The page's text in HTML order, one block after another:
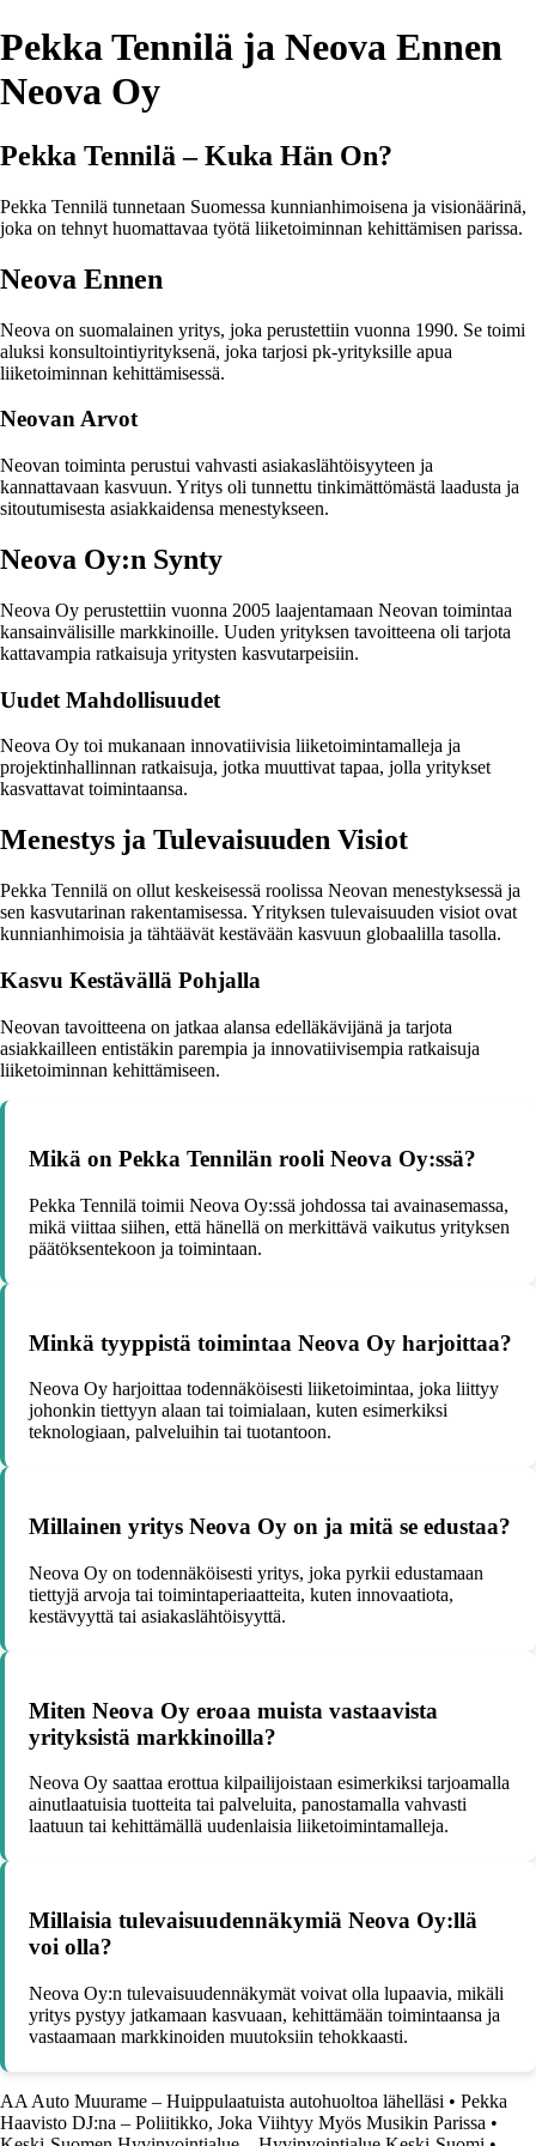
Pekka Tennilä ja Neova Ennen
Neova Oy
Pekka Tennilä – Kuka Hän On?
Pekka Tennilä tunnetaan Suomessa kunnianhimoisena ja visionäärinä,
joka on tehnyt huomattavaa työtä liiketoiminnan kehittämisen parissa.
Neova Ennen
Neova on suomalainen yritys, joka perustettiin vuonna 1990. Se toimi
aluksi konsultointiyrityksenä, joka tarjosi pk-yrityksille apua
liiketoiminnan kehittämisessä.
Neovan Arvot
Neovan toiminta perustui vahvasti asiakaslähtöisyyteen ja
kannattavaan kasvuun. Yritys oli tunnettu tinkimättömästä laadusta ja
sitoutumisesta asiakkaidensa menestykseen.
Neova Oy:n Synty
Neova Oy perustettiin vuonna 2005 laajentamaan Neovan toimintaa
kansainvälisille markkinoille. Uuden yrityksen tavoitteena oli tarjota
kattavampia ratkaisuja yritysten kasvutarpeisiin.
Uudet Mahdollisuudet
Neova Oy toi mukanaan innovatiivisia liiketoimintamalleja ja
projektinhallinnan ratkaisuja, jotka muuttivat tapaa, jolla yritykset
kasvattavat toimintaansa.
Menestys ja Tulevaisuuden Visiot
Pekka Tennilä on ollut keskeisessä roolissa Neovan menestyksessä ja
sen kasvutarinan rakentamisessa. Yrityksen tulevaisuuden visiot ovat
kunnianhimoisia ja tähtäävät kestävään kasvuun globaalilla tasolla.
Kasvu Kestävällä Pohjalla
Neovan tavoitteena on jatkaa alansa edelläkävijänä ja tarjota
asiakkailleen entistäkin parempia ja innovatiivisempia ratkaisuja
liiketoiminnan kehittämiseen.
Mikä on Pekka Tennilän rooli Neova Oy:ssä?
Pekka Tennilä toimii Neova Oy:ssä johdossa tai avainasemassa,
mikä viittaa siihen, että hänellä on merkittävä vaikutus yrityksen
päätöksentekoon ja toimintaan.
Minkä tyyppistä toimintaa Neova Oy harjoittaa?
Neova Oy harjoittaa todennäköisesti liiketoimintaa, joka liittyy
johonkin tiettyyn alaan tai toimialaan, kuten esimerkiksi
teknologiaan, palveluihin tai tuotantoon.
Millainen yritys Neova Oy on ja mitä se edustaa?
Neova Oy on todennäköisesti yritys, joka pyrkii edustamaan
tiettyjä arvoja tai toimintaperiaatteita, kuten innovaatiota,
kestävyyttä tai asiakaslähtöisyyttä.
Miten Neova Oy eroaa muista vastaavista
yrityksistä markkinoilla?
Neova Oy saattaa erottua kilpailijoistaan esimerkiksi tarjoamalla
ainutlaatuisia tuotteita tai palveluita, panostamalla vahvasti
laatuun tai kehittämällä uudenlaisia liiketoimintamalleja.
Millaisia tulevaisuudennäkymiä Neova Oy:llä
voi olla?
Neova Oy:n tulevaisuudennäkymät voivat olla lupaavia, mikäli
yritys pystyy jatkamaan kasvuaan, kehittämään toimintaansa ja
vastaamaan markkinoiden muutoksiin tehokkaasti.
AA Auto Muurame – Huippulaatuista autohuoltoa lähelläsi • Pekka
Haavisto DJ:na – Poliitikko, Joka Viihtyy Myös Musikin Parissa •